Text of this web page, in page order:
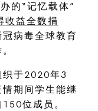
的“记忆载体”
收益全数捐
冠病毒全球教育
织于2020年3
期间学生能继
位成员。